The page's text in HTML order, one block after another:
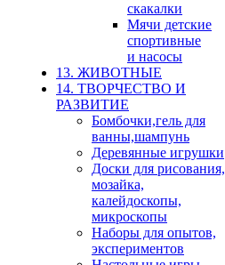
скакалки
Мячи детские
спортивные
и насосы
13. ЖИВОТНЫЕ
14. ТВОРЧЕСТВО И
РАЗВИТИЕ
Бомбочки,гель для
ванны,шампунь
Деревянные игрушки
Доски для рисования,
мозайка,
калейдоскопы,
микроскопы
Наборы для опытов,
экспериментов